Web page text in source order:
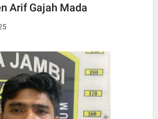
Arif Gajah Mada